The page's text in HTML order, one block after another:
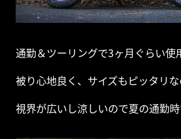
通勤＆ツーリングで3ヶ月ぐらい使
被り心地良く、サイズもピッタリな
視界が広いし涼しいので夏の通勤時